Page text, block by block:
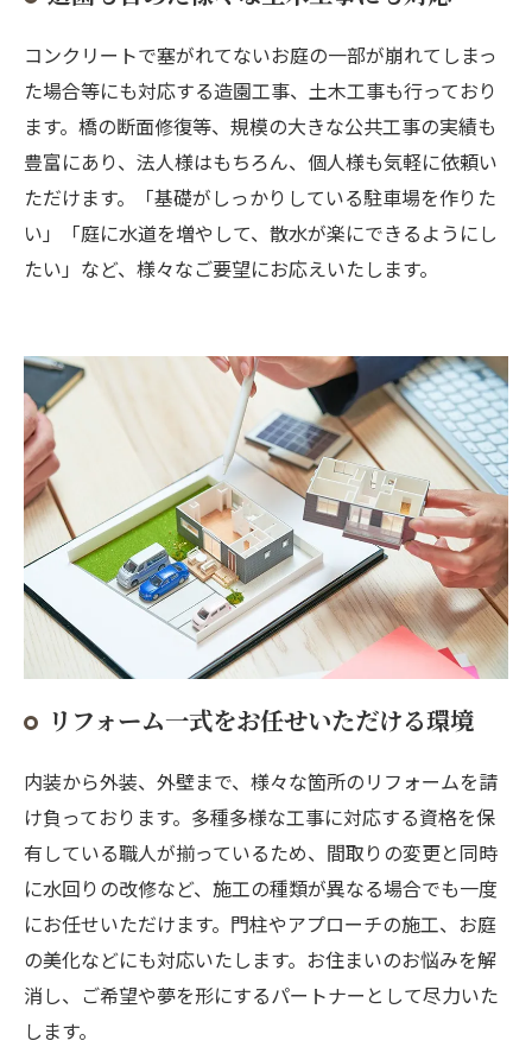
コンクリートで塞がれてないお庭の一部が崩れてしまっ
た場合等にも対応する造園工事、土木工事も行っており
ます。橋の断面修復等、規模の大きな公共工事の実績も
豊富にあり、法人様はもちろん、個人様も気軽に依頼い
ただけます。「基礎がしっかりしている駐車場を作りた
い」「庭に水道を増やして、散水が楽にできるようにし
たい」など、様々なご要望にお応えいたします。
リフォーム一式をお任せいただける環境
内装から外装、外壁まで、様々な箇所のリフォームを請
け負っております。多種多様な工事に対応する資格を保
有している職人が揃っているため、間取りの変更と同時
に水回りの改修など、施工の種類が異なる場合でも一度
にお任せいただけます。門柱やアプローチの施工、お庭
の美化などにも対応いたします。お住まいのお悩みを解
消し、ご希望や夢を形にするパートナーとして尽力いた
します。